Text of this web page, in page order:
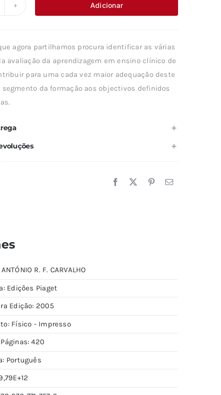
era:
é:
Adicionar
agora partilhamos procura identificar as várias
avaliação da aprendizagem em ensino clínico de
para uma cada vez maior adequação deste
da formação aos objectivos definidos
R. F. CARVALHO
Edições Piaget
Edição: 2005
Físico - Impresso
420
Português